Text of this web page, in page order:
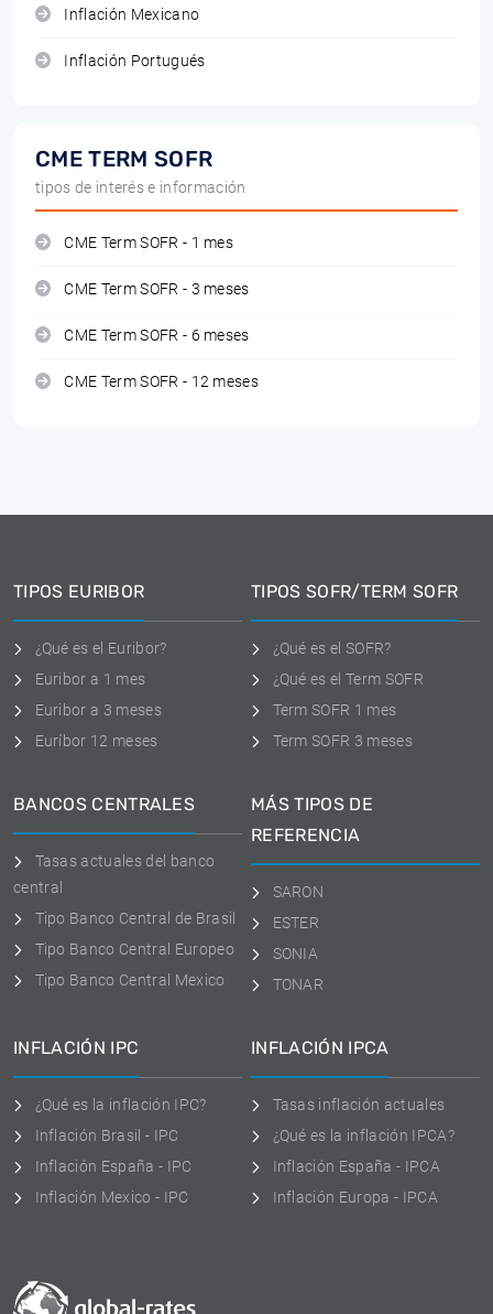
Inflación Mexicano
Inflación Portugués
CME TERM SOFR
tipos de interés e información
CME Term SOFR - 1 mes
CME Term SOFR - 3 meses
CME Term SOFR - 6 meses
CME Term SOFR - 12 meses
TIPOS EURIBOR
¿Qué es el Euribor?
Euribor a 1 mes
Euribor a 3 meses
Euríbor 12 meses
TIPOS SOFR/TERM SOFR
¿Qué es el SOFR?
¿Qué es el Term SOFR
Term SOFR 1 mes
Term SOFR 3 meses
BANCOS CENTRALES
Tasas actuales del banco
central
Tipo Banco Central de Brasil
Tipo Banco Central Europeo
Tipo Banco Central Mexico
MÁS TIPOS DE
REFERENCIA
SARON
ESTER
SONIA
TONAR
INFLACIÓN IPC
¿Qué es la inflación IPC?
Inflación Brasil - IPC
Inflación España - IPC
Inflación Mexico - IPC
INFLACIÓN IPCA
Tasas inflación actuales
¿Qué es la inflación IPCA?
Inflación España - IPCA
Inflación Europa - IPCA